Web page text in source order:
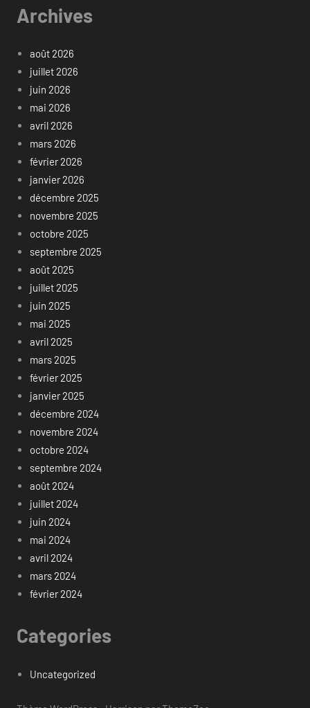
Archives
août 2026
juillet 2026
juin 2026
mai 2026
avril 2026
mars 2026
février 2026
janvier 2026
décembre 2025
novembre 2025
octobre 2025
septembre 2025
août 2025
juillet 2025
juin 2025
mai 2025
avril 2025
mars 2025
février 2025
janvier 2025
décembre 2024
novembre 2024
octobre 2024
septembre 2024
août 2024
juillet 2024
juin 2024
mai 2024
avril 2024
mars 2024
février 2024
Categories
Uncategorized